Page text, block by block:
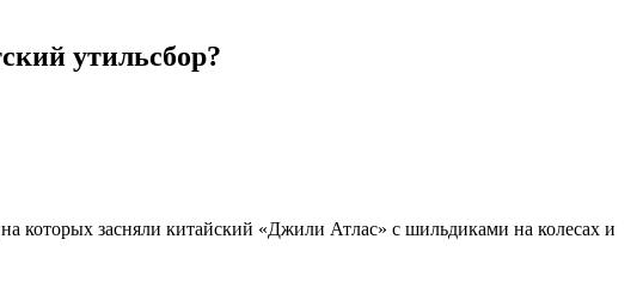
утильсбор?
которых засняли китайский «Джили Атлас» с шильдиками на колесах и